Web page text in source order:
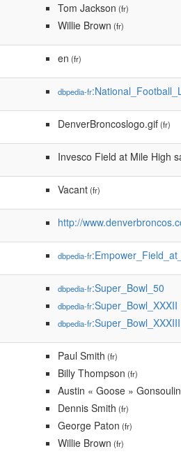
Tom Jackson (fr)
Willie Brown (fr)
en (fr)
dbpedia-fr
DenverBroncoslogo.gif(fr)
Invesco Field at Mile High
Vacant(fr)
http://
dbpedia-fr
dbpedia-fr:Super_Bowl_50
dbpedia-fr:Super_Bowl_XXXII
dbpedia-fr:Super_Bowl_XXXIII
Paul Smith (fr)
Billy Thompson (fr)
Austin « Goose » Gonsoulin
Dennis Smith (fr)
George Paton (fr)
Willie Brown (fr)